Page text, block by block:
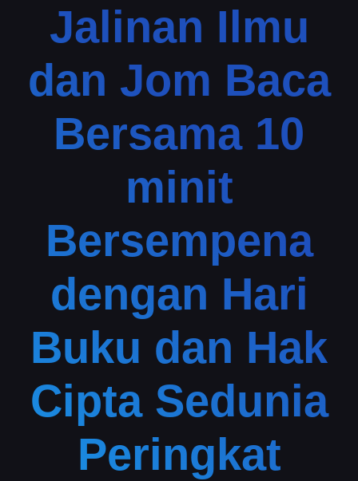
Jalinan Ilmu
dan Jom Baca
Bersama 10
minit
Bersempena
dengan Hari
Buku dan Hak
Cipta Sedunia
Peringkat